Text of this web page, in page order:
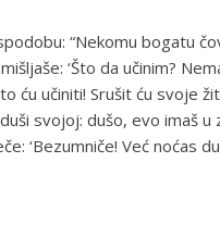
“Nekomu bogatu
‘Što da učinim?
ću učiniti! Srušit ću svoje
svojoj: dušo, evo imaš
‘Bezumniče! Već noćas